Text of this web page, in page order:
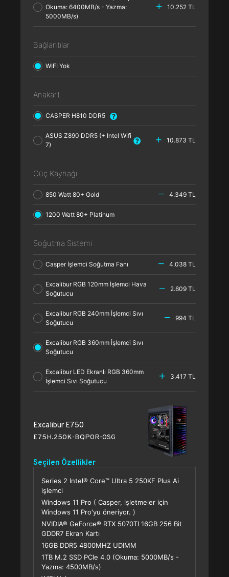
Okuma: 6400MB/s - Yazma:
5000MB/s)
10.252 TL
Bağlantılar
WIFI Yok
Anakart
CASPER H810 DDR5
ASUS Z890 DDR5 (+ Intel Wifi
7)
10.873 TL
Güç Kaynağı
850 Watt 80+ Gold 4.349 TL
1200 Watt 80+ Platinum
Soğutma Sistemi
Casper İşlemci Soğutma Fanı 4.038 TL
Excalibur RGB 120mm İşlemci Hava
Soğutucu
2.609 TL
Excalibur RGB 240mm İşlemci Sıvı
Soğutucu
994 TL
Excalibur RGB 360mm İşlemci Sıvı
Soğutucu
Excalibur LED Ekranlı RGB 360mm
İşlemci Sıvı Soğutucu
3.417 TL
Excalibur E750
E75H.250K-BQP0R-0SG
Seçilen Özellikler
Series 2 Intel® Core™ Ultra 5 250KF Plus Ai
işlemci
Windows 11 Pro ( Casper, işletmeler için
Windows 11 Pro'yu öneriyor. )
NVIDIA® GeForce® RTX 5070TI 16GB 256 Bit
GDDR7 Ekran Kartı
16GB DDR5 4800MHZ UDIMM
1TB M.2 SSD PCle 4.0 (Okuma: 5000MB/s -
Yazma: 4500MB/s)